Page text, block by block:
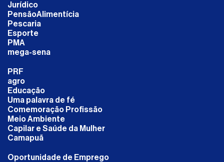
Jurídico
PensãoAlimentícia
Pescaria
Esporte
PMA
mega-sena
PRF
agro
Educação
Uma palavra de fé
Comemoração Profissão
Meio Ambiente
Capilar e Saúde da Mulher
Camapuã
Oportunidade de Emprego